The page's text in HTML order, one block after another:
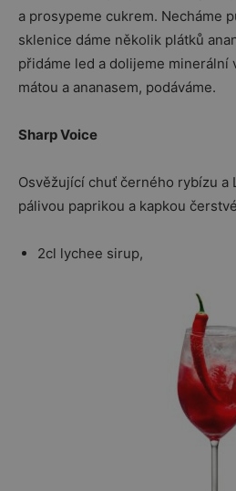
a prosypeme cukrem. Necháme
sklenice dáme několik plátků
přidáme led a dolijeme minerální
mátou a ananasem, podáváme.
Sharp Voice
Osvěžující chuť černého rybízu a
pálivou paprikou a kapkou
2cl lychee sirup,